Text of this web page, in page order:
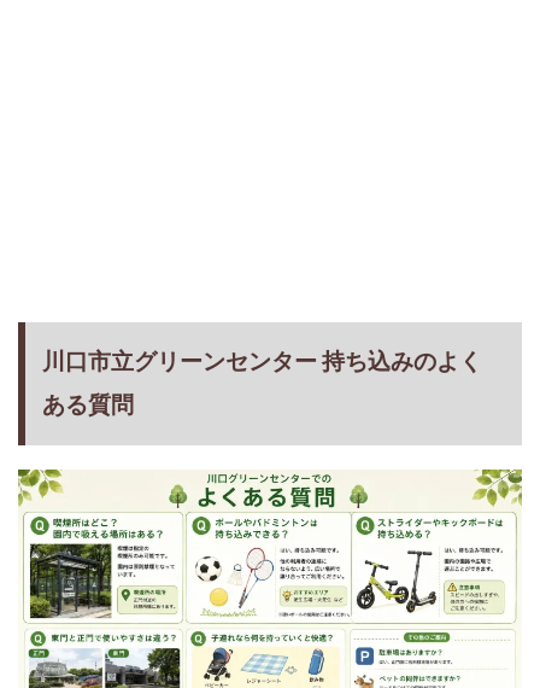
川口市立グリーンセンター 持ち込みのよく
ある質問